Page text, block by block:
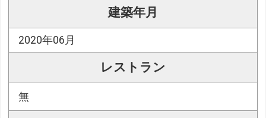
建築年月
2020年06月
レストラン
無